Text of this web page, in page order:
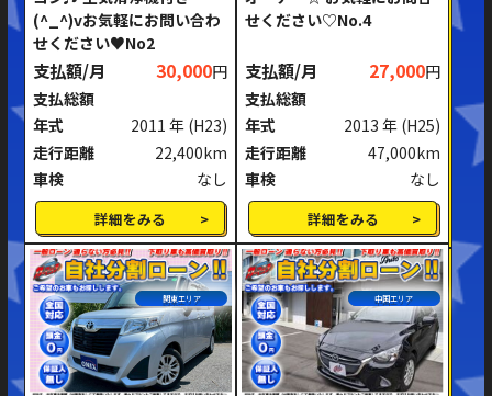
ハンドル
右ハンドル
閉じる
(^_^)vお気軽にお問い合わ
せください♥No2
支払額/月 30,000円
支払総額
年式
2011 年 (H23)
走行距離
22,400km
車検
なし
詳細をみる
せください♡No.4
支払額/月 27,000円
支払総額
年式
2013 年 (H25)
走行距離
47,000km
車検
なし
詳細をみる
関東エリア 中国エリア